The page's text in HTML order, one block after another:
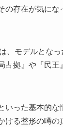
存在が気にな
、モデルとな
占拠』や『民
った基本的
る整形の噂